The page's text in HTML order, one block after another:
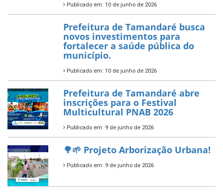
Política Nacional Aldir Blanc
— Tamandaré tem Plano de
Aplicação de Recursos (PAR)
habilitado
7 de novembro de 2025
ÚLTIMAS NOTÍCIAS
Tamandaré conquista Selo
Diamante do Sebrae pelo
segundo ano consecutivo e
reafirma excelência no apoio ao
empreendedorismo.
Publicado em: 10 de junho de 2026